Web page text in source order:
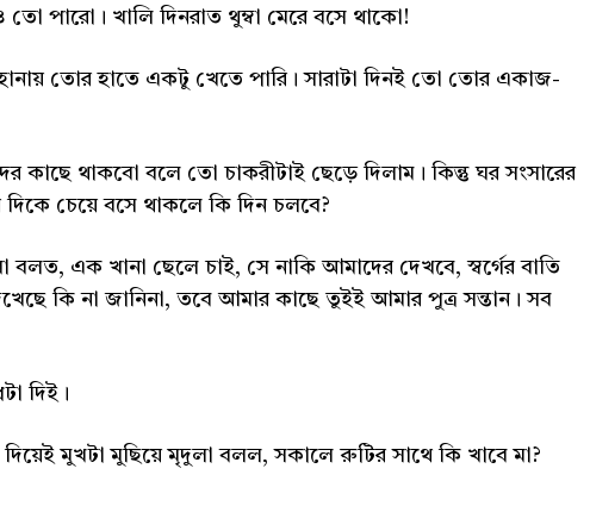
পারো। খালি দিনরাত থুম্বা মেরে বসে থাকো!
তোর হাতে একটু খেতে পারি। সারাটা দিনই তো তোর একাজ-
কাছে থাকবো বলে তো চাকরীটাই ছেড়ে দিলাম। কিন্তু ঘর সংসারের
চেয়ে বসে থাকলে কি দিন চলবে?
এক খানা ছেলে চাই, সে নাকি আমাদের দেখবে, স্বর্গের বাতি
কি না জানিনা, তবে আমার কাছে তুইই আমার পুত্র সন্তান। সব
দিই।
মুখটা মুছিয়ে মৃদুলা বলল, সকালে রুটির সাথে কি খাবে মা?